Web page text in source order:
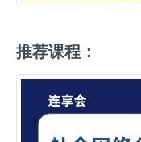
推荐课程：